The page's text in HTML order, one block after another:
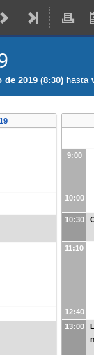
2019 (8:30) hasta
9:00
10:00
10:30
11:10
12:40
13:00